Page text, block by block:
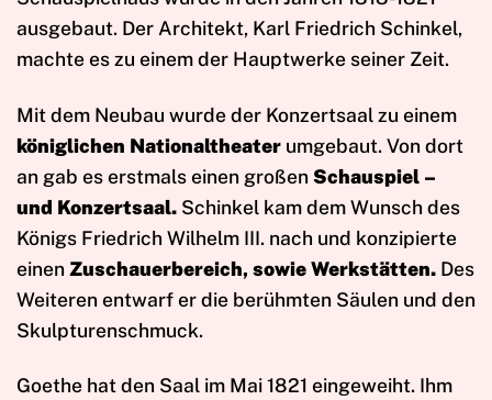
ausgebaut. Der Architekt, Karl Friedrich Schinkel,
machte es zu einem der Hauptwerke seiner Zeit.
Mit dem Neubau wurde der Konzertsaal zu einem
königlichen Nationaltheater umgebaut. Von dort
an gab es erstmals einen großenSchauspiel –
und Konzertsaal. Schinkel kam dem Wunsch des
Königs Friedrich Wilhelm III. nach und konzipierte
einenZuschauerbereich, sowie Werkstätten. Des
Weiteren entwarf er die berühmten Säulen und den
Skulpturenschmuck.
Goethe hat den Saal im Mai 1821 eingeweiht. Ihm